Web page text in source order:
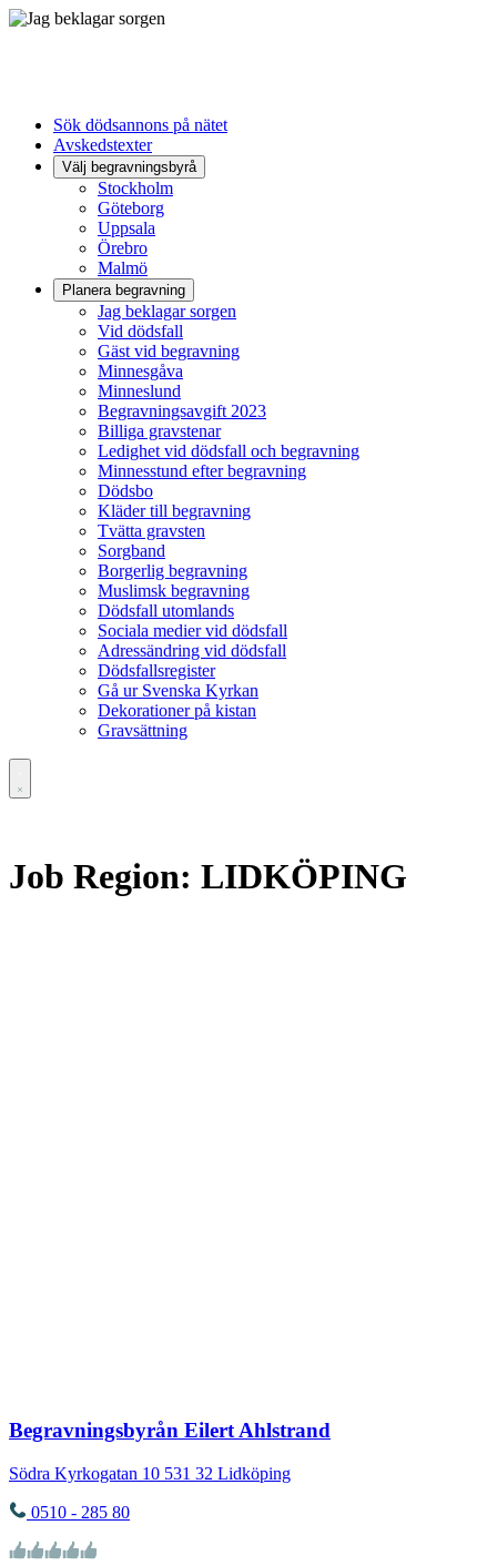
Sök dödsannons på nätet
Avskedstexter
Välj begravningsbyrå
Stockholm
Göteborg
Uppsala
Örebro
Malmö
Planera begravning
Jag beklagar sorgen
Vid dödsfall
Gäst vid begravning
Minnesgåva
Minneslund
Begravningsavgift 2023
Billiga gravstenar
Ledighet vid dödsfall och begravning
Minnesstund efter begravning
Dödsbo
Kläder till begravning
Tvätta gravsten
Sorgband
Borgerlig begravning
Muslimsk begravning
Dödsfall utomlands
Sociala medier vid dödsfall
Adressändring vid dödsfall
Dödsfallsregister
Gå ur Svenska Kyrkan
Dekorationer på kistan
Gravsättning
Job Region: LIDKÖPING
Begravningsbyrån Eilert Ahlstrand
Södra Kyrkogatan 10 531 32 Lidköping
0510 - 285 80